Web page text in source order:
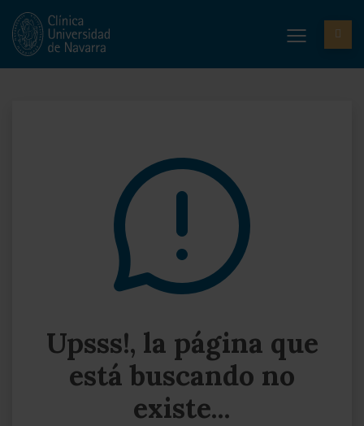
Upsss!, la página que
está buscando no
existe...